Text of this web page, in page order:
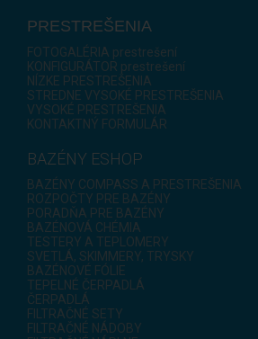
PRESTREŠENIA
FOTOGALÉRIA prestrešení
KONFIGURÁTOR prestrešení
NÍZKE PRESTREŠENIA
STREDNE VYSOKÉ PRESTREŠENIA
VYSOKÉ PRESTREŠENIA
KONTAKTNÝ FORMULÁR
BAZÉNY ESHOP
BAZÉNY COMPASS A PRESTREŠENIA
ROZPOČTY PRE BAZÉNY
PORADŇA PRE BAZÉNY
BAZÉNOVÁ CHÉMIA
TESTERY A TEPLOMERY
SVETLÁ, SKIMMERY, TRYSKY
BAZÉNOVÉ FÓLIE
TEPELNÉ ČERPADLÁ
ČERPADLÁ
FILTRAČNÉ SETY
FILTRAČNÉ NÁDOBY